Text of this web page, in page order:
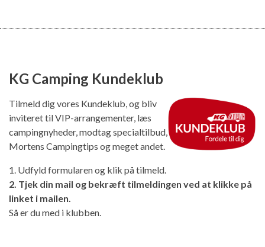
KG Camping Kundeklub
Tilmeld dig vores Kundeklub, og bliv
inviteret til VIP-arrangementer, læs
campingnyheder, modtag specialtilbud,
Mortens Campingtips og meget andet.
1. Udfyld formularen og klik på tilmeld.
2. Tjek din mail og bekræft tilmeldingen ved at klikke på
linket i mailen.
Så er du med i klubben.